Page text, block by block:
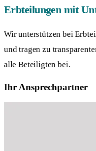
Erbteilungen mit
Wir unterstützen bei
und tragen zu
alle Beteiligten bei.
Ihr Ansprechpartner